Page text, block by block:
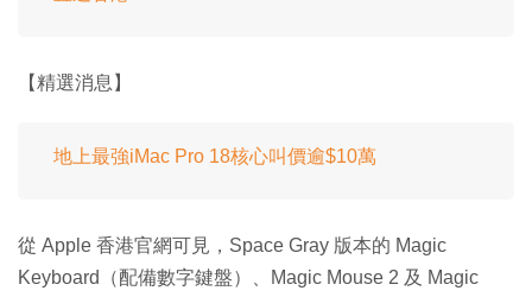
【精選消息】
地上最強iMac Pro 18核心叫價逾$10萬
從 Apple 香港官網可見，Space Gray 版本的 Magic
Keyboard（配備數字鍵盤）、Magic Mouse 2 及 Magic